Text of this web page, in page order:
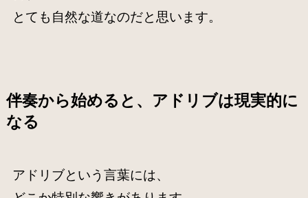
とても自然な道なのだと思います。
伴奏から始めると、アドリブは現実的に
なる
アドリブという言葉には、